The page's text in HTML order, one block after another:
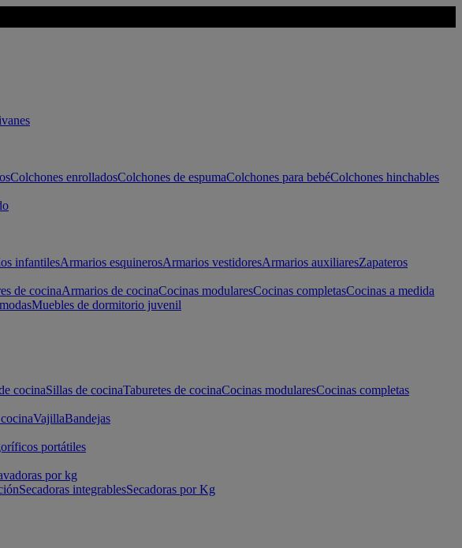
Colchones enrolladosColchones de espumaColchones para bebéColchones hinchables
infantilesArmarios esquinerosArmarios vestidoresArmarios auxiliaresZapateros
de cocinaArmarios de cocinaCocinas modularesCocinas completasCocinas a medida
Muebles de dormitorio juvenil
cocinaSillas de cocinaTaburetes de cocinaCocinas modularesCocinas completas
VajillaBandejas
portátiles
por kg
Secadoras integrablesSecadoras por Kg